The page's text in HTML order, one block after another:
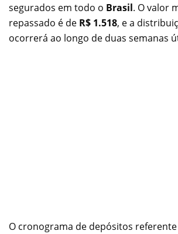
segurados em todo o Brasil. O valor
repassado é de R$ 1.518, e a
ocorrerá ao longo de duas semanas
O cronograma de depósitos